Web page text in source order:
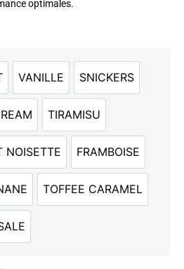
optimales.
VANILLE SNICKERS
SNICKERS
CREAM
TIRAMISU
TIRAMISU
NOISETTE
CHOCOLAT NOISETTE
FRAMBOISE
FRAMBOISE
TOFFEE CARAMEL
TOFFEE CARAMEL
SALE